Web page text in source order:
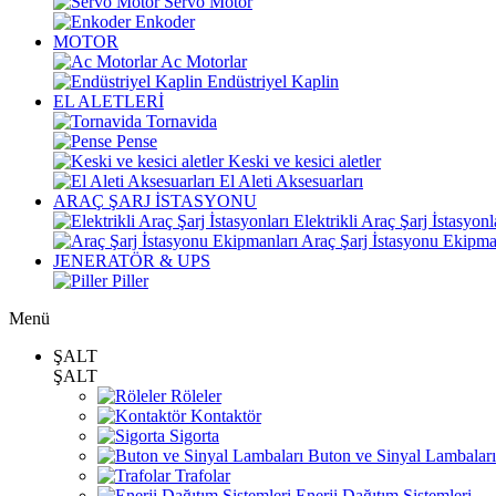
Enkoder
MOTOR
Ac Motorlar
Endüstriyel Kaplin
EL ALETLERİ
Tornavida
Pense
Keski ve kesici aletler
El Aleti Aksesuarları
ARAÇ ŞARJ İSTASYONU
Elektrikli Araç Şarj
Araç Şarj İstasyonu
JENERATÖR & UPS
Piller
Menü
ŞALT
ŞALT
Röleler
Kontaktör
Sigorta
Buton ve Sinyal Lambaları
Trafolar